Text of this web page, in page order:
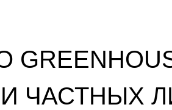
ЧАСТНЫХ